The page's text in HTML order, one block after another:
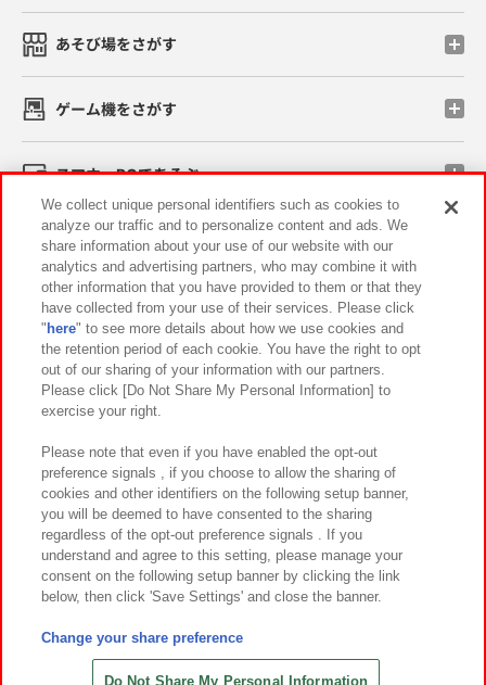
あそび場をさがす
ゲーム機をさがす
スマホ・PCであそぶ
イベント・キャンペーン
関連会社 サステナビリティ サイトポリシー
プライバシーポリシー ウェブアクセシビリティ方針と検証結果
お取引先さまとともに
カスタマーハラスメント対応方針 よくあるご質問・お問い合わせ
©Bandai Namco Amusement Inc.
©Bandai Namco Amusement Lab Inc.
©HANAYASHIKI Co., Ltd. All Rights Reserved.
We collect unique personal identifiers such as cookies to
analyze our traffic and to personalize content and ads. We
share information about your use of our website with our
analytics and advertising partners, who may combine it with
other information that you have provided to them or that they
have collected from your use of their services. Please click
" here" to see more details about how we use cookies and
the retention period of each cookie. You have the right to opt
out of our sharing of your information with our partners.
Please click [Do Not Share My Personal Information] to
exercise your right.
Please note that even if you have enabled the opt-out
preference signals , if you choose to allow the sharing of
cookies and other identifiers on the following setup banner,
you will be deemed to have consented to the sharing
regardless of the opt-out preference signals . If you
understand and agree to this setting, please manage your
consent on the following setup banner by clicking the link
below, then click 'Save Settings' and close the banner.
Change your share preference
Do Not Share My Personal Information